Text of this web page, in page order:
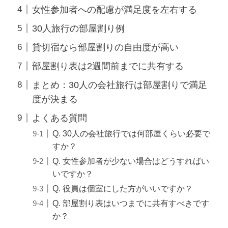
女性参加者への配慮が満足度を左右する
30人旅行の部屋割り例
貸切宿なら部屋割りの自由度が高い
部屋割り表は2週間前までに共有する
まとめ：30人の会社旅行は部屋割りで満足
度が決まる
よくある質問
Q. 30人の会社旅行では何部屋くらい必要で
すか？
Q. 女性参加者が少ない場合はどうすればい
いですか？
Q. 役員は個室にした方がいいですか？
Q. 部屋割り表はいつまでに共有すべきです
か？